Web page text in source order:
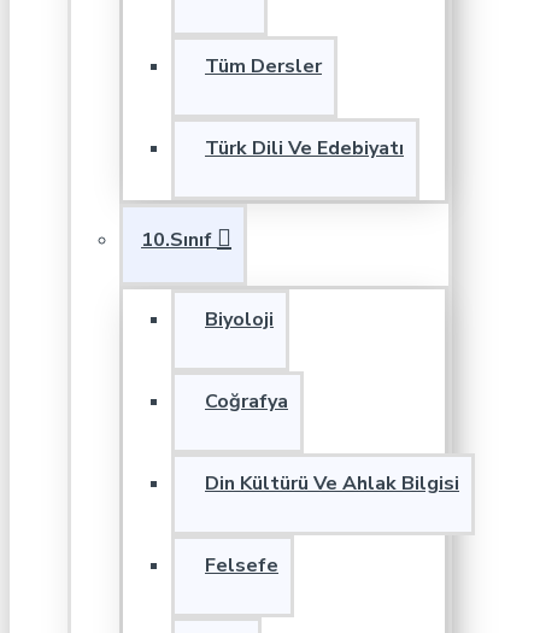
Tüm Dersler
Türk Dili Ve Edebiyatı
10.Sınıf
Biyoloji
Coğrafya
Din Kültürü Ve Ahlak Bilgisi
Felsefe